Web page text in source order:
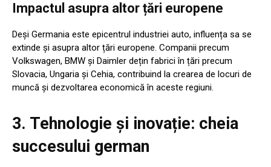
Impactul asupra altor țări europene
Deși Germania este epicentrul industriei auto, influența sa se
extinde și asupra altor țări europene. Companii precum
Volkswagen, BMW și Daimler dețin fabrici în țări precum
Slovacia, Ungaria și Cehia, contribuind la crearea de locuri de
muncă și dezvoltarea economică în aceste regiuni.
3. Tehnologie și inovație: cheia
succesului german